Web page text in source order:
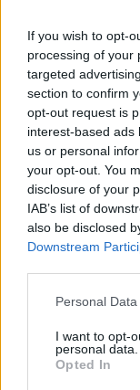
If you wish to opt-
processing of your
targeted
section to confirm
opt-out request is
interest-based ads
us or personal
your opt-out. You
disclosure of your
IAB’s list of
also be disclosed
Downstream
Personal
I want to opt-
personal data.
Opted In
associate
territorio. In serata
impulso con
interesserà il settore
Temperature
gradi sul settore
orientale. Massime
deboli variabili
rilievi nella sera.
rovesci nel
divenire poco